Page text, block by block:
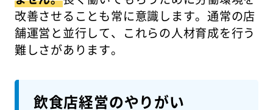
改善させることも常に意識します。通常の店
舗運営と並行して、これらの人材育成を行う
難しさがあります。
飲食店経営のやりがい